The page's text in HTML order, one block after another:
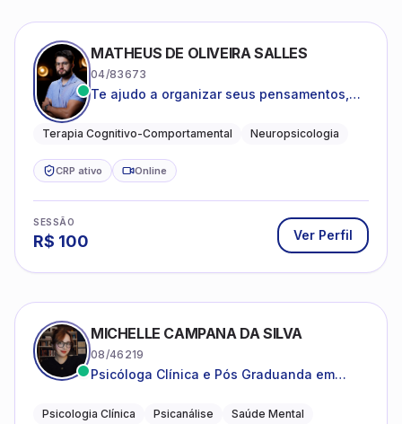
MATHEUS DE OLIVEIRA SALLES
04/83673
Te ajudo a organizar seus pensamentos,
clareza e sentido, com uma terapia
Terapia Cognitivo-Comportamental Neuropsicologia
CRP ativo Online
SESSÃO
R$ 100 Ver Perfil
MICHELLE CAMPANA DA SILVA
08/46219
Psicóloga Clínica e Pós Graduanda em
Psicologia Clínica Psicanálise Saúde Mental